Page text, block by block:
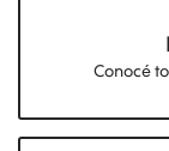
Conocé